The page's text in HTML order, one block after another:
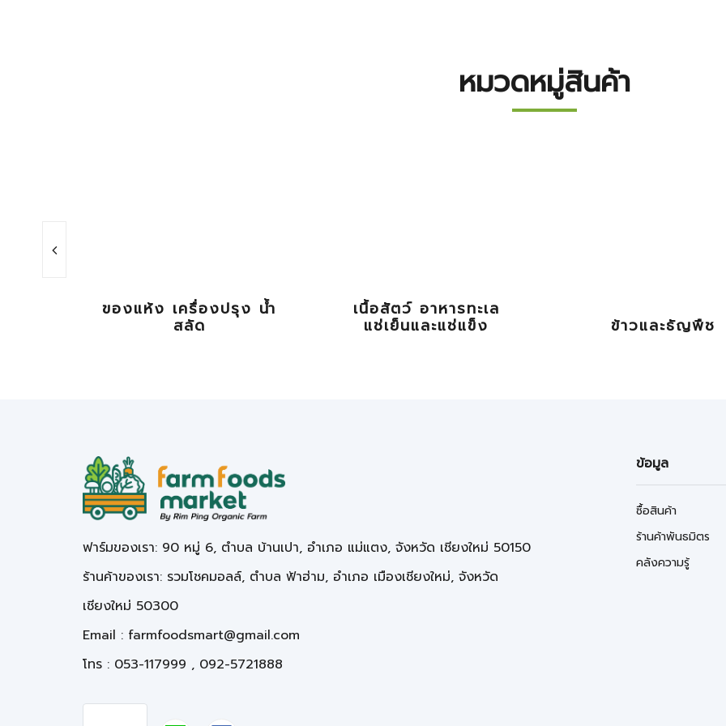
หมวดหมู่สินค้า
ของแห้ง เครื่องปรุง น้ำ
สลัด
เนื้อสัตว์ อาหารทะเล
แช่เย็นและแช่แข็ง ข้าวและธัญพืช
ฟาร์มของเรา: 90 หมู่ 6, ตำบล บ้านเปา, อำเภอ แม่แตง, จังหวัด เชียงใหม่ 50150
ร้านค้าของเรา: รวมโชคมอลล์, ตำบล ฟ้าฮ่าม, อำเภอ เมืองเชียงใหม่, จังหวัด
เชียงใหม่ 50300
Email : farmfoodsmart@gmail.com
โทร : 053-117999 , 092-5721888
ข้อมูล
ซื้อสินค้า
ร้านค้าพันธมิตร
คลังความรู้